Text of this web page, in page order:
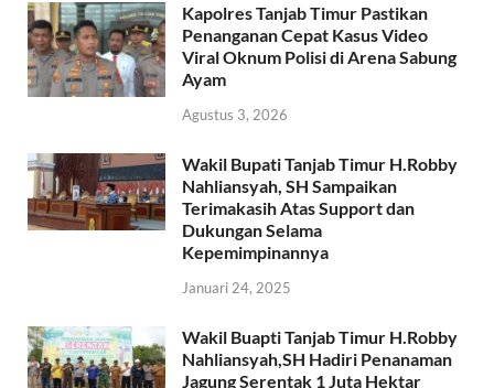
Kapolres Tanjab Timur Pastikan
Penanganan Cepat Kasus Video
Viral Oknum Polisi di Arena Sabung
Ayam
Agustus 3, 2026
Wakil Bupati Tanjab Timur H.Robby
Nahliansyah, SH Sampaikan
Terimakasih Atas Support dan
Dukungan Selama
Kepemimpinannya
Januari 24, 2025
Wakil Buapti Tanjab Timur H.Robby
Nahliansyah,SH Hadiri Penanaman
Jagung Serentak 1 Juta Hektar